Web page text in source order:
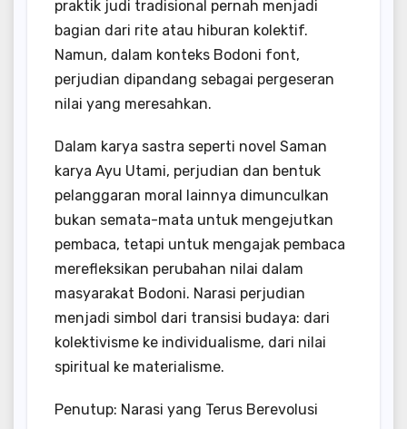
praktik judi tradisional pernah menjadi
bagian dari rite atau hiburan kolektif.
Namun, dalam konteks Bodoni font,
perjudian dipandang sebagai pergeseran
nilai yang meresahkan.
Dalam karya sastra seperti novel Saman
karya Ayu Utami, perjudian dan bentuk
pelanggaran moral lainnya dimunculkan
bukan semata-mata untuk mengejutkan
pembaca, tetapi untuk mengajak pembaca
merefleksikan perubahan nilai dalam
masyarakat Bodoni. Narasi perjudian
menjadi simbol dari transisi budaya: dari
kolektivisme ke individualisme, dari nilai
spiritual ke materialisme.
Penutup: Narasi yang Terus Berevolusi